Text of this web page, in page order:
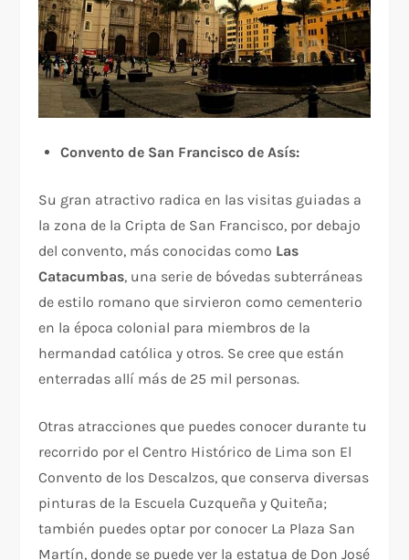
Convento de San Francisco de Asís:
Su gran atractivo radica en las visitas guiadas a
la zona de la Cripta de San Francisco, por debajo
del convento, más conocidas como Las
Catacumbas, una serie de bóvedas subterráneas
de estilo romano que sirvieron como cementerio
en la época colonial para miembros de la
hermandad católica y otros. Se cree que están
enterradas allí más de 25 mil personas.
Otras atracciones que puedes conocer durante tu
recorrido por el Centro Histórico de Lima son El
Convento de los Descalzos, que conserva diversas
pinturas de la Escuela Cuzqueña y Quiteña;
también puedes optar por conocer La Plaza San
Martín, donde se puede ver la estatua de Don José